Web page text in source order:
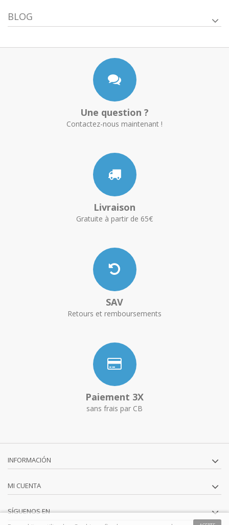
BLOG
Une question ?
Contactez-nous maintenant !
Livraison
Gratuite à partir de 65€
SAV
Retours et remboursements
Paiement 3X
sans frais par CB
INFORMACIÓN
MI CUENTA
SÍGUENOS EN